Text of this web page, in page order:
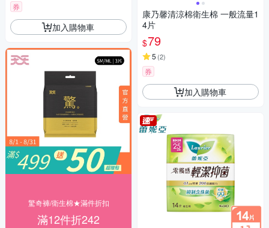
券
加入購物車
驚奇褲/衛生棉★滿件折扣
滿12件折242
康乃馨清涼棉衛生棉 一般流量1
4片
$79
5 (2)
券
加入購物車